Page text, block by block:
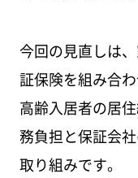
今回の見直しは
証保険を組み合
高齢入居者の居
務負担と保証会
取り組みです。